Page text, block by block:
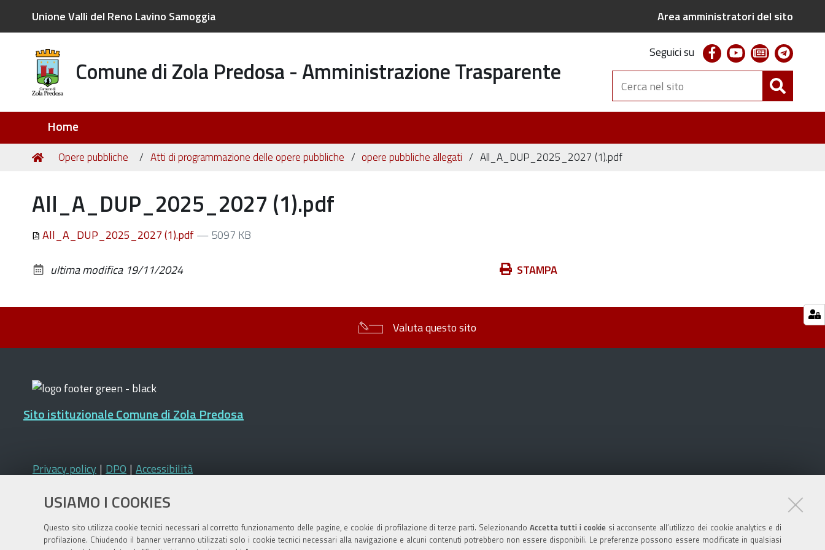
USIAMO I COOKIES
Questo sito utilizza cookie tecnici necessari al corretto funzionamento delle pagine, e cookie di profilazione di terze parti. Selezionando Accetta tutti i cookiesi acconsente all’utilizzo dei cookie analytics e di
profilazione. Chiudendo il banner verranno utilizzati solo i cookie tecnici necessari alla navigazione e alcuni contenuti potrebbero non essere disponibili. Le preferenze possono essere modificate in qualsiasi
Unione Valli del Reno Lavino Samoggia Area amministratori del sito
Comune di Zola Predosa - Amministrazione Trasparente
Seguici su facebookyoutubenewsletter
Cerca
nel
sito
Home
Tu
Home
Opere pubbliche Atti di programmazione delle opere pubbliche opere pubbliche allegati All_A_DUP_2025_2027 (1).pdf
All_A_DUP_2025_2027 (1).pdf
All_A_DUP_2025_2027 (1).pdf— 5097 KB
Azioni STAMPA
ultima modifica 19/11/2024
Valuta questo sito
Sito istituzionale Comune di Zola Predosa
Privacy policy | DPO | Accessibilità